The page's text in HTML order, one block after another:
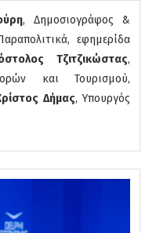
, Δημοσιογράφος &
εφημερίδα
Τζιτζικώστας,
και Τουρισμού,
Δήμας, Υπουργός